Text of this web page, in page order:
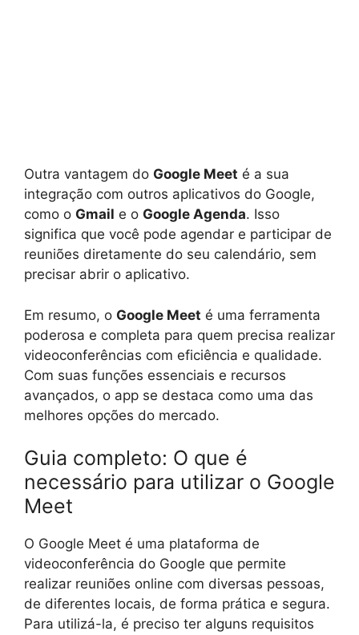
Outra vantagem do Google Meet é a sua
integração com outros aplicativos do Google,
como o Gmail e o Google Agenda. Isso
significa que você pode agendar e participar de
reuniões diretamente do seu calendário, sem
precisar abrir o aplicativo.
Em resumo, o Google Meet é uma ferramenta
poderosa e completa para quem precisa realizar
videoconferências com eficiência e qualidade.
Com suas funções essenciais e recursos
avançados, o app se destaca como uma das
melhores opções do mercado.
Guia completo: O que é
necessário para utilizar o Google
Meet
O Google Meet é uma plataforma de
videoconferência do Google que permite
realizar reuniões online com diversas pessoas,
de diferentes locais, de forma prática e segura.
Para utilizá-la, é preciso ter alguns requisitos